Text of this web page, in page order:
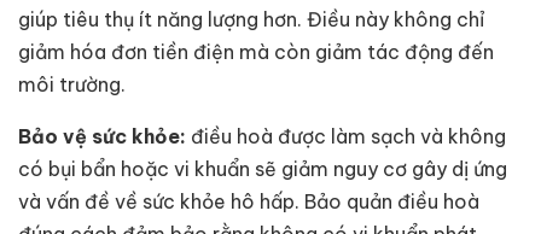
giúp tiêu thụ ít năng lượng hơn. Điều này không chỉ
giảm hóa đơn tiền điện mà còn giảm tác động đến
môi trường.
Bảo vệ sức khỏe: điều hoà được làm sạch và không
có bụi bẩn hoặc vi khuẩn sẽ giảm nguy cơ gây dị ứng
và vấn đề về sức khỏe hô hấp. Bảo quản điều hoà